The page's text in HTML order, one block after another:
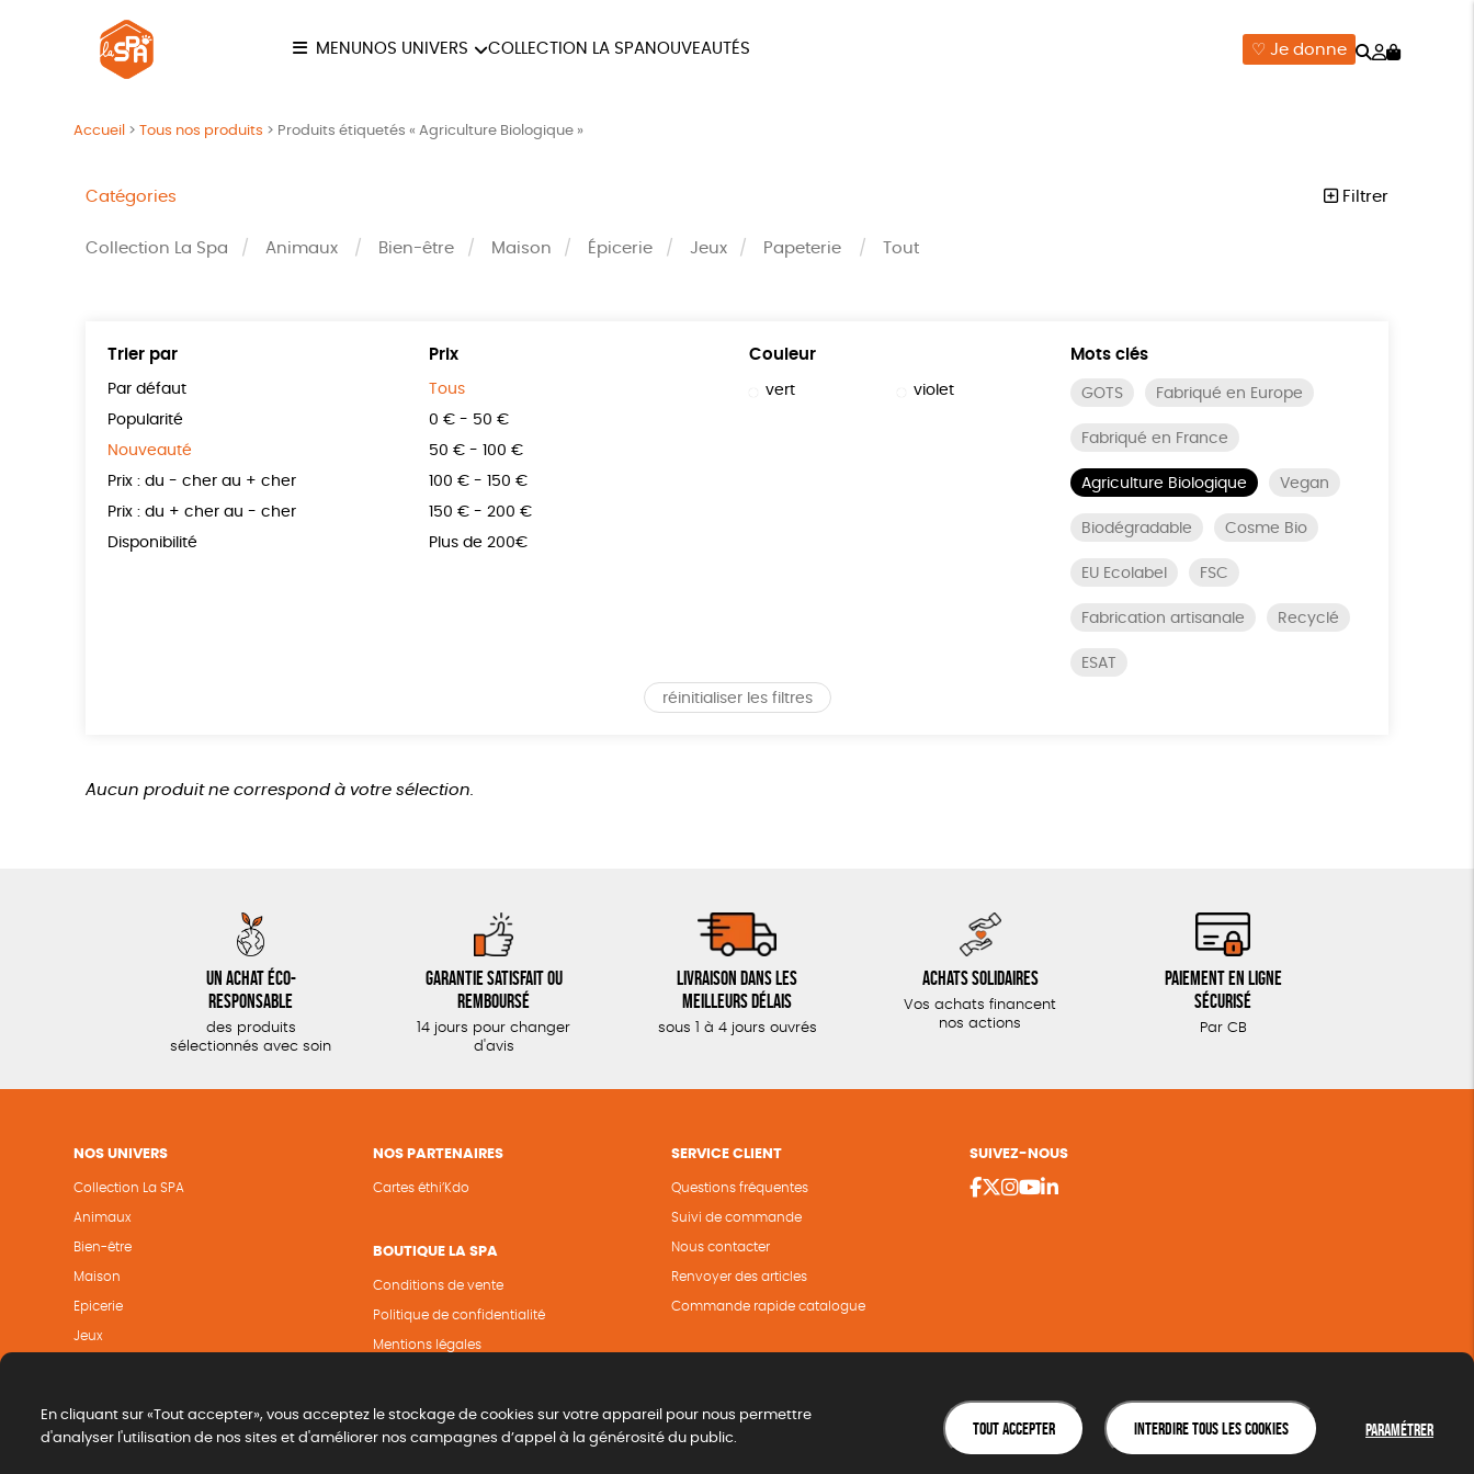
MENU NOS UNIVERS COLLECTION LA SPANOUVEAUTÉS ♡ Je donne Rechercher
Mon
Accueil >Tous nos produits > Produits étiquetés « Agriculture Biologique »
Catégories Filtrer
Collection La Spa Animaux Bien-être Maison Épicerie Jeux Papeterie Tout
Trier par
Par défaut
Popularité
Nouveauté
Prix : du - cher au + cher
Prix : du + cher au - cher
Disponibilité
Prix
Tous
0 € - 50 €
50 € - 100 €
100 € - 150 €
150 € - 200 €
Plus de 200€
Couleur
vert violet
Mots clés
GOTS Fabriqué en Europe
Fabriqué en France
Agriculture Biologique Vegan
Biodégradable Cosme Bio
EU Ecolabel FSC
Fabrication artisanale Recyclé
ESAT
réinitialiser les filtres
Aucun produit ne correspond à votre sélection.
Un achat éco-
responsable
des produits
sélectionnés avec soin
Garantie satisfait ou
remboursé
14 jours pour changer
d'avis
Livraison dans les
meilleurs délais
sous 1 à 4 jours ouvrés
Achats solidaires
Vos achats financent
nos actions
Paiement en ligne
sécurisé
Par CB
NOS UNIVERS
Collection La SPA
Animaux
Bien-être
Maison
Epicerie
Jeux
NOS PARTENAIRES
Cartes éthi’Kdo
BOUTIQUE LA SPA
Conditions de vente
Politique de confidentialité
Mentions légales
SERVICE CLIENT
Questions fréquentes
Suivi de commande
Nous contacter
Renvoyer des articles
Commande rapide catalogue
SUIVEZ-NOUS
En cliquant sur «Tout accepter», vous acceptez le stockage de cookies sur votre appareil pour nous permettre
d'analyser l'utilisation de nos sites et d'améliorer nos campagnes d’appel à la générosité du public.
Tout accepter Interdire tous les cookies Paramétrer